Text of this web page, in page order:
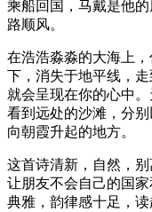
乘船回国，马戴是他
路顺风。
在浩浩淼淼的大海上
下，消失于地平线，
就会呈现在你的心中
看到远处的沙滩，分
向朝霞升起的地方。
这首诗清新，自然，
让朋友不会自己的国
典雅，韵律感十足，